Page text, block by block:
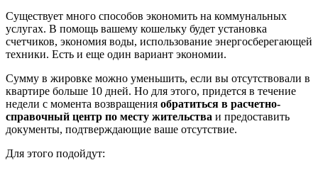
Существует много способов экономить на коммунальных
услугах. В помощь вашему кошельку будет установка
счетчиков, экономия воды, использование энергосберегающей
техники. Есть и еще один вариант экономии.
Сумму в жировке можно уменьшить, если вы отсутствовали в
квартире больше 10 дней. Но для этого, придется в течение
недели с момента возвращения обратиться в расчетно-
справочный центр по месту жительства и предоставить
документы, подтверждающие ваше отсутствие.
Для этого подойдут: